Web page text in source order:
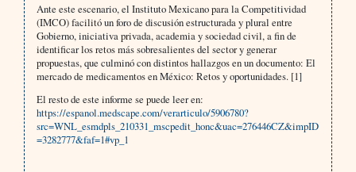
Ante este escenario, el Instituto Mexicano para la Competitividad
(IMCO) facilitó un foro de discusión estructurada y plural entre
Gobierno, iniciativa privada, academia y sociedad civil, a fin de
identificar los retos más sobresalientes del sector y generar
propuestas, que culminó con distintos hallazgos en un documento: El
mercado de medicamentos en México: Retos y oportunidades. [1]
El resto de este informe se puede leer en:
https://espanol.medscape.com/verarticulo/5906780?
src=WNL_esmdpls_210331_mscpedit_honc&uac=276446CZ&impID
=3282777&faf=1#vp_1